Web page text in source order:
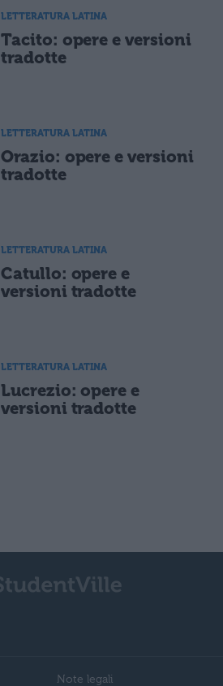
LETTERATURA LATINA
Tacito: opere e versioni
tradotte
LETTERATURA LATINA
Orazio: opere e versioni
tradotte
LETTERATURA LATINA
Catullo: opere e
versioni tradotte
LETTERATURA LATINA
Lucrezio: opere e
versioni tradotte
Note legali